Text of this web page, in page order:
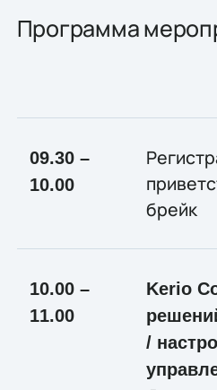
Программа
09.30 –
10.00
брейк
10.00 –
11.00
Kerio
/